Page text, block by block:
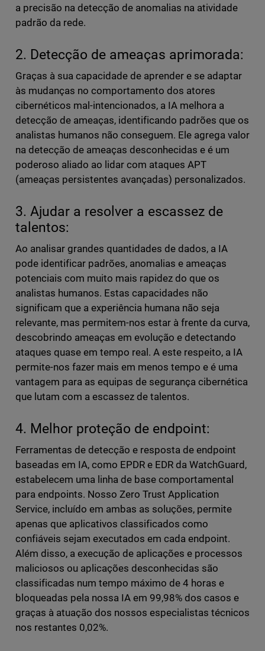
a precisão na detecção de anomalias na atividade
padrão da rede.
2. Detecção de ameaças aprimorada:
Graças à sua capacidade de aprender e se adaptar
às mudanças no comportamento dos atores
cibernéticos mal-intencionados, a IA melhora a
detecção de ameaças, identificando padrões que os
analistas humanos não conseguem. Ele agrega valor
na detecção de ameaças desconhecidas e é um
poderoso aliado ao lidar com ataques APT
(ameaças persistentes avançadas) personalizados.
3. Ajudar a resolver a escassez de
talentos:
Ao analisar grandes quantidades de dados, a IA
pode identificar padrões, anomalias e ameaças
potenciais com muito mais rapidez do que os
analistas humanos. Estas capacidades não
significam que a experiência humana não seja
relevante, mas permitem-nos estar à frente da curva,
descobrindo ameaças em evolução e detectando
ataques quase em tempo real. A este respeito, a IA
permite-nos fazer mais em menos tempo e é uma
vantagem para as equipas de segurança cibernética
que lutam com a escassez de talentos.
4. Melhor proteção de endpoint:
Ferramentas de detecção e resposta de endpoint
baseadas em IA, como EPDR e EDR da WatchGuard,
estabelecem uma linha de base comportamental
para endpoints. Nosso Zero Trust Application
Service, incluído em ambas as soluções, permite
apenas que aplicativos classificados como
confiáveis sejam executados em cada endpoint.
Além disso, a execução de aplicações e processos
maliciosos ou aplicações desconhecidas são
classificadas num tempo máximo de 4 horas e
bloqueadas pela nossa IA em 99,98% dos casos e
graças à atuação dos nossos especialistas técnicos
nos restantes 0,02%.